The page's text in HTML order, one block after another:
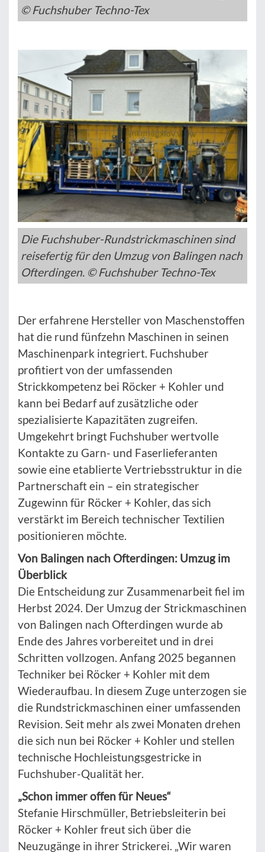
© Fuchshuber Techno-Tex
Die Fuchshuber-Rundstrickmaschinen sind
reisefertig für den Umzug von Balingen nach
Ofterdingen. © Fuchshuber Techno-Tex
Der erfahrene Hersteller von Maschenstoffen
hat die rund fünfzehn Maschinen in seinen
Maschinenpark integriert. Fuchshuber
profitiert von der umfassenden
Strickkompetenz bei Röcker + Kohler und
kann bei Bedarf auf zusätzliche oder
spezialisierte Kapazitäten zugreifen.
Umgekehrt bringt Fuchshuber wertvolle
Kontakte zu Garn- und Faserlieferanten
sowie eine etablierte Vertriebsstruktur in die
Partnerschaft ein – ein strategischer
Zugewinn für Röcker + Kohler, das sich
verstärkt im Bereich technischer Textilien
positionieren möchte.
Von Balingen nach Ofterdingen: Umzug im
Überblick
Die Entscheidung zur Zusammenarbeit fiel im
Herbst 2024. Der Umzug der Strickmaschinen
von Balingen nach Ofterdingen wurde ab
Ende des Jahres vorbereitet und in drei
Schritten vollzogen. Anfang 2025 begannen
Techniker bei Röcker + Kohler mit dem
Wiederaufbau. In diesem Zuge unterzogen sie
die Rundstrickmaschinen einer umfassenden
Revision. Seit mehr als zwei Monaten drehen
die sich nun bei Röcker + Kohler und stellen
technische Hochleistungsgestricke in
Fuchshuber-Qualität her.
„Schon immer offen für Neues“
Stefanie Hirschmüller, Betriebsleiterin bei
Röcker + Kohler freut sich über die
Neuzugänge in ihrer Strickerei. „Wir waren